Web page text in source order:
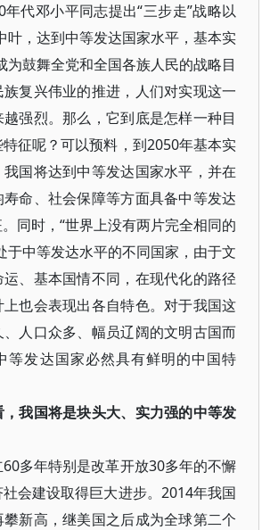
年代邓小平同志提出“三步走”战略以
叶，达到中等发达国家水平，基本实
为鼓舞全党和全国各族人民的战略目
复兴伟业的推进，人们对实现这一
强烈。那么，它到底是怎样一种目
征呢？可以预料，到2050年基本实
国将达到中等发达国家水平，并在
命、社会保障等方面具备中等发达
同时，“世界上没有两片完全相同的
于中等发达水平的不同国家，由于文
、基本国情不同，在现代化的路径
也会表现出各自特色。对于我国这
人口众多、幅员辽阔的文明古国而
等发达国家必然具有鲜明的中国特
我国将是块头大、实力强的中等发
多年特别是改革开放30多年的不懈
会建设取得巨大进步。2014年我国
新高，继美国之后成为全球第二个